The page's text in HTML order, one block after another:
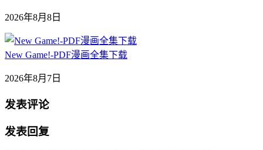
2026年8月8日
New Game!-PDF漫画全集下载
2026年8月7日
发表评论
发表回复